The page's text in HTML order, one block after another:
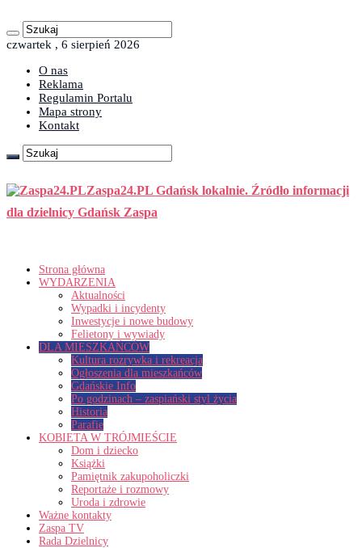
czwartek , 6 sierpień 2026
O nas
Reklama
Regulamin Portalu
Mapa strony
Kontakt
Zaspa24.PL Gdańsk lokalnie. Źródło informacji
dla dzielnicy Gdańsk Zaspa
Strona główna
WYDARZENIA
Aktualności
Wypadki i incydenty
Inwestycje i nowe budowy
Felietony i wywiady
DLA MIESZKAŃCÓW
Kultura rozrywka i rekreacja
Ogłoszenia dla mieszkańców
Gdańskie Info
Po godzinach – zaspiański styl życia
Historia
Parafie
KOBIETA W TRÓJMIEŚCIE
Dom i dziecko
Książki
Pamiętnik zakupoholiczki
Reportaże i rozmowy
Uroda i zdrowie
Ważne kontakty
Zaspa TV
Rada Dzielnicy